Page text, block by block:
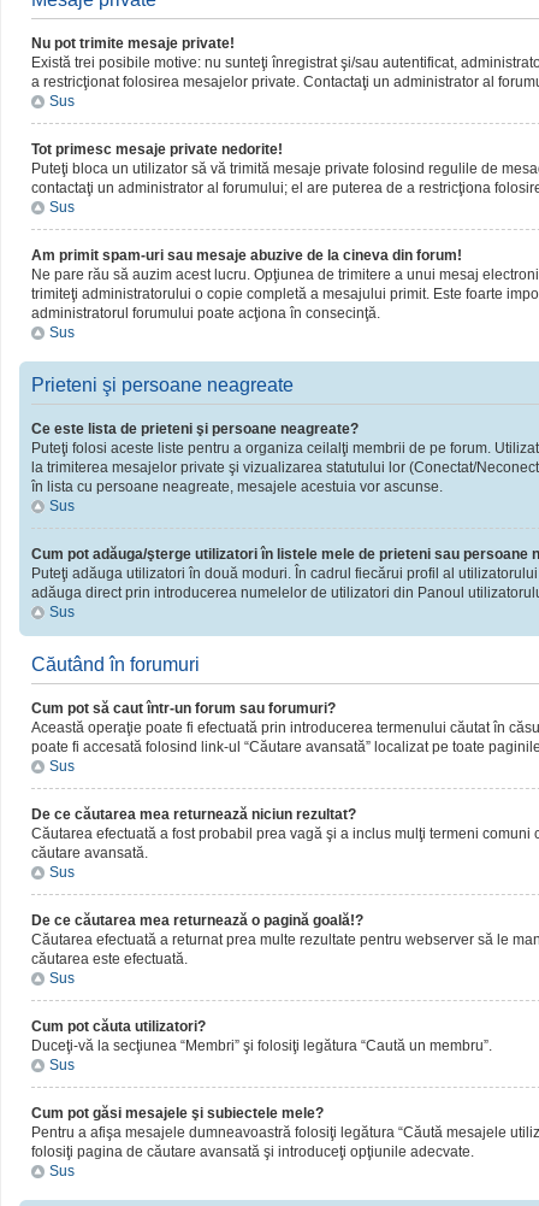
Nu pot trimite mesaje private!
Există trei posibile motive: nu sunteţi înregistrat şi/sau autentificat,
a restricţionat folosirea mesajelor private. Contactaţi un administrator al
Sus
Tot primesc mesaje private nedorite!
Puteţi bloca un utilizator să vă trimită mesaje private folosind regulile de
contactaţi un administrator al forumului; el are puterea de a restricţiona
Sus
Am primit spam-uri sau mesaje abuzive de la cineva din forum!
Ne pare rău să auzim acest lucru. Opţiunea de trimitere a unui mesaj
trimiteţi administratorului o copie completă a mesajului primit. Este foarte
administratorul forumului poate acţiona în consecinţă.
Sus
Prieteni şi persoane neagreate
Ce este lista de prieteni şi persoane neagreate?
Puteţi folosi aceste liste pentru a organiza ceilalţi membrii de pe forum.
la trimiterea mesajelor private şi vizualizarea statutului lor (Conectat/
în lista cu persoane neagreate, mesajele acestuia vor ascunse.
Sus
Cum pot adăuga/şterge utilizatori în listele mele de prieteni sau persoane
Puteţi adăuga utilizatori în două moduri. În cadrul fiecărui profil al
adăuga direct prin introducerea numelelor de utilizatori din Panoul
Sus
Căutând în forumuri
Cum pot să caut într-un forum sau forumuri?
Această operaţie poate fi efectuată prin introducerea termenului căutat în
poate fi accesată folosind link-ul “Căutare avansată” localizat pe toate
Sus
De ce căutarea mea returnează niciun rezultat?
Căutarea efectuată a fost probabil prea vagă şi a inclus mulţi termeni
căutare avansată.
Sus
De ce căutarea mea returnează o pagină goală!?
Căutarea efectuată a returnat prea multe rezultate pentru webserver să le
căutarea este efectuată.
Sus
Cum pot căuta utilizatori?
Duceţi-vă la secţiunea “Membri” şi folosiţi legătura “Caută un membru”.
Sus
Cum pot găsi mesajele şi subiectele mele?
Pentru a afişa mesajele dumneavoastră folosiţi legătura “Căută mesajele
folosiţi pagina de căutare avansată şi introduceţi opţiunile adecvate.
Sus